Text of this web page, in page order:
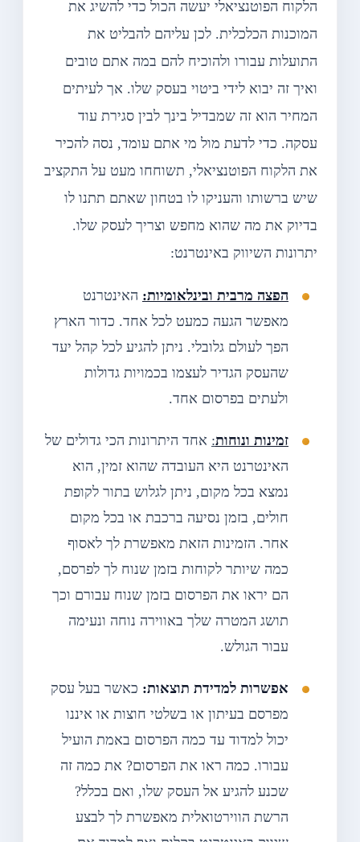
הלקוח הפוטנציאלי יעשה הכול כדי להשיג את
המוכנות הכלכלית. לכן עליהם להבליט את
התועלות עבורו ולהוכיח להם במה אתם טובים
ואיך זה יבוא לידי ביטוי בעסק שלו. אך לעיתים
המחיר הוא זה שמבדיל בינך לבין סגירת עוד
עסקה. כדי לדעת מול מי אתם עומד, נסה להכיר
את הלקוח הפוטנציאלי, תשוחחו מעט על התקציב
שיש ברשותו והעניקו לו בטחון שאתם תתנו לו
בדיוק את מה שהוא מחפש וצריך לעסק שלו.
יתרונות השיווק באינטרנט:
הפצה מרבית ובינלאומיות: האינטרנט
מאפשר הגעה כמעט לכל אחד. כדור הארץ
הפך לעולם גלובלי. ניתן להגיע לכל קהל יעד
שהעסק הגדיר לעצמו בכמויות גדולות
ולעתים בפרסום אחד.
זמינות ונוחות: אחד היתרונות הכי גדולים של
האינטרנט היא העובדה שהוא זמין, הוא
נמצא בכל מקום, ניתן לגלוש בתור לקופת
חולים, בזמן נסיעה ברכבת או בכל מקום
אחר. הזמינות הזאת מאפשרת לך לאסוף
כמה שיותר לקוחות בזמן שנוח לך לפרסם,
הם יראו את הפרסום בזמן שנוח עבורם וכך
תושג המטרה שלך באווירה נוחה ונעימה
עבור הגולש.
אפשרות למדידת תוצאות: כאשר בעל עסק
מפרסם בעיתון או בשלטי חוצות או איננו
יכול למדוד עד כמה הפרסום באמת הועיל
עבורו. כמה ראו את הפרסום? את כמה זה
שכנע להגיע אל העסק שלו, ואם בכלל?
הרשת הווירטואלית מאפשרת לך לבצע